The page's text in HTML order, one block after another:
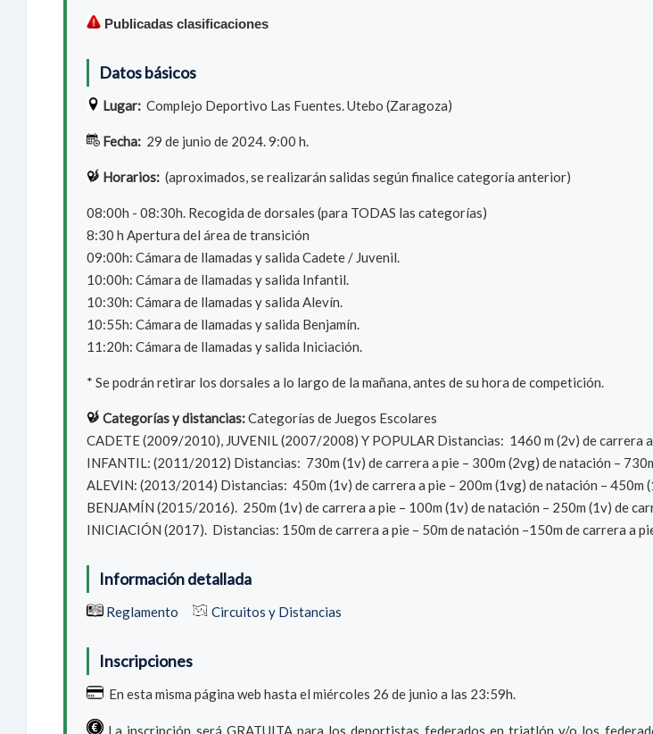
Publicadas clasificaciones
Datos básicos
Lugar: Complejo Deportivo Las Fuentes. Utebo (Zaragoza)
Fecha: 29 de junio de 2024. 9:00 h.
Horarios: (aproximados, se realizarán salidas según finalice categoría anterior)
08:00h - 08:30h. Recogida de dorsales (para TODAS las categorías)
8:30 h Apertura del área de transición
09:00h: Cámara de llamadas y salida Cadete / Juvenil.
10:00h: Cámara de llamadas y salida Infantil.
10:30h: Cámara de llamadas y salida Alevín.
10:55h: Cámara de llamadas y salida Benjamín.
11:20h: Cámara de llamadas y salida Iniciación.
* Se podrán retirar los dorsales a lo largo de la mañana, antes de su hora de competición.
Categorías y distancias:Categorías de Juegos Escolares
CADETE (2009/2010), JUVENIL (2007/2008) Y POPULAR Distancias: 1460 m (2v) de carrera
INFANTIL: (2011/2012) Distancias: 730m (1v) de carrera a pie – 300m (2vg) de natación –
ALEVIN: (2013/2014) Distancias: 450m (1v) de carrera a pie – 200m (1vg) de natación – 450m
BENJAMÍN (2015/2016). 250m (1v) de carrera a pie – 100m (1v) de natación – 250m (1v) de
INICIACIÓN (2017). Distancias: 150m de carrera a pie – 50m de natación –150m de carrera a
Información detallada
Reglamento Circuitos y Distancias
Inscripciones
En esta misma página web hasta el miércoles 26 de junio a las 23:59h.
La inscripción será GRATUITA para los deportistas federados en triatlón y/o los